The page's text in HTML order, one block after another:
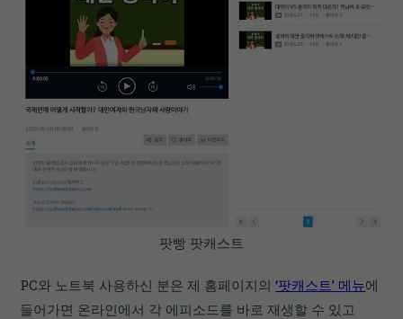
팟빵 팟캐스트
PC와 노트북 사용하신 분은 제 홈페이지의‘팟캐스트’ 메뉴에
들어가면 온라인에서 각 에피소드를 바로 재생할 수 있고